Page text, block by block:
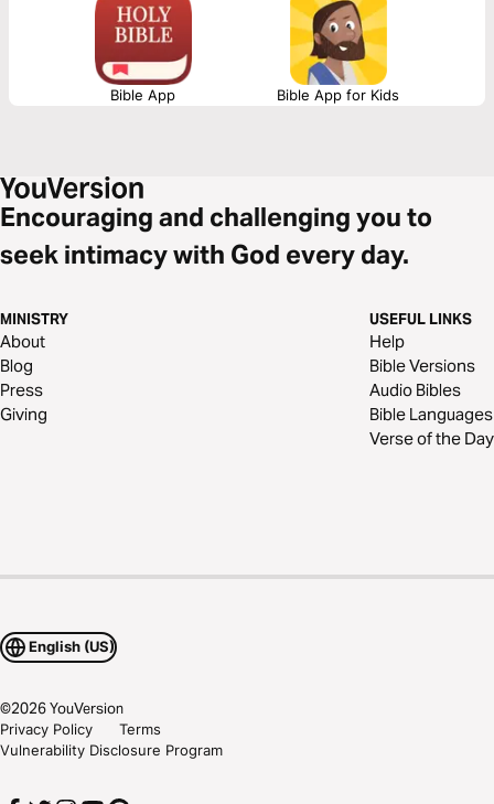
Bible App Bible App for Kids
Encouraging and challenging you to
seek intimacy with God every day.
MINISTRY
About
Blog
Press
Giving
USEFUL LINKS
Help
Bible Versions
Audio Bibles
Bible Languages
Verse of the Day
English (US)
©2026YouVersion
Privacy Policy
Terms
Vulnerability Disclosure Program